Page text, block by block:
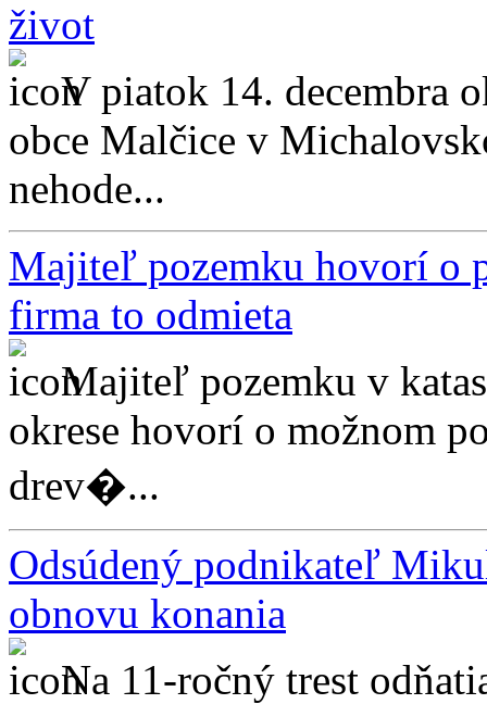
život
V piatok 14. decembra
obce Malčice v
nehode...
Majiteľ pozemku hovorí o
firma to odmieta
Majiteľ pozemku v
okrese hovorí o možnom
drev�...
Odsúdený podnikateľ
obnovu konania
Na 11-ročný trest